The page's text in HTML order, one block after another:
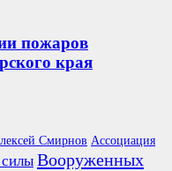
пожаров
края
Смирнов Ассоциация
Вооруженных